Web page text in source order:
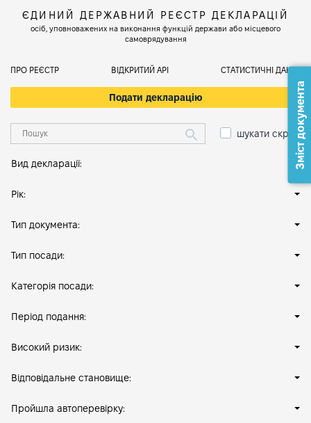
ЄДИНИЙ ДЕРЖАВНИЙ РЕЄСТР ДЕКЛАРАЦІЙ
осіб, уповноважених на виконання функцій держави або місцевого
самоврядування
ПРО РЕЄСТР ВІДКРИТИЙ АРІ СТАТИСТИЧНІ ДАНІ
Подати декларацію
шукати скрізь
Вид декларації:
Рік:
Тип документа:
Тип посади:
Категорія посади:
Період подання:
Високий ризик:
Відповідальне становище:
Пройшла автоперевірку:
Зміст документа